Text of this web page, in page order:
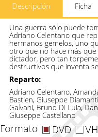
Descripción Ficha
Una guerra sólo puede
Adriano Celentano que
hermanos gemelos, uno
otro que no hace más
dictador, pero tan
destructivos que inventa
Reparto:
Adriano Celentano,
Bastien, Giuseppe
Galvani, Bruno Di Luia,
Giuseppe Castellano
Formato DVD